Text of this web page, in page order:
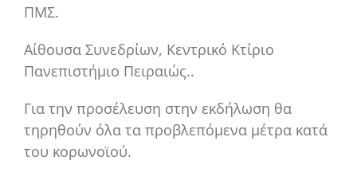
ΠΜΣ.
Αίθουσα Συνεδρίων, Κεντρικό Κτίριο
Πανεπιστήμιο Πειραιώς..
Για την προσέλευση στην εκδήλωση θα
τηρηθούν όλα τα προβλεπόμενα μέτρα κατά
του κορωνοϊού.